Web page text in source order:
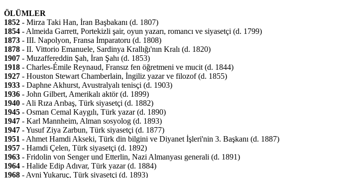
ÖLÜMLER
1852 - Mirza Taki Han, İran Başbakanı (d. 1807)
1854 - Almeida Garrett, Portekizli şair, oyun yazarı, romancı ve siyasetçi (d. 1799)
1873 - III. Napolyon, Fransa İmparatoru (d. 1808)
1878 - II. Vittorio Emanuele, Sardinya Krallığı'nın Kralı (d. 1820)
1907 - Muzaffereddin Şah, İran Şahı (d. 1853)
1918 - Charles-Émile Reynaud, Fransız fen öğretmeni ve mucit (d. 1844)
1927 - Houston Stewart Chamberlain, İngiliz yazar ve filozof (d. 1855)
1933 - Daphne Akhurst, Avustralyalı tenisçi (d. 1903)
1936 - John Gilbert, Amerikalı aktör (d. 1899)
1940 - Ali Rıza Arıbaş, Türk siyasetçi (d. 1882)
1945 - Osman Cemal Kaygılı, Türk yazar (d. 1890)
1947 - Karl Mannheim, Alman sosyolog (d. 1893)
1947 - Yusuf Ziya Zarbun, Türk siyasetçi (d. 1877)
1951 - Ahmet Hamdi Akseki, Türk din bilgini ve Diyanet İşleri'nin 3. Başkanı (d. 1887)
1957 - Hamdi Çelen, Türk siyasetçi (d. 1892)
1963 - Fridolin von Senger und Etterlin, Nazi Almanyası generali (d. 1891)
1964 - Halide Edip Adıvar, Türk yazar (d. 1884)
1968 - Avni Yukaruç, Türk siyasetçi (d. 1893)